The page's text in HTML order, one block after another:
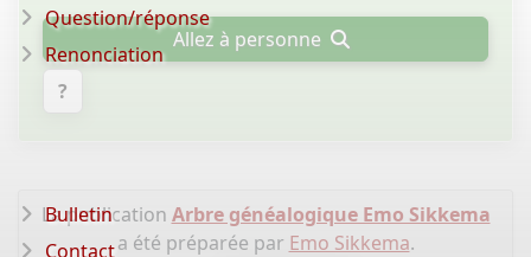
Allez à personne
?
La publication Arbre généalogique Emo Sikkema
a été préparée par Emo Sikkema.
Question/réponse
Renonciation
Bulletin
Contact